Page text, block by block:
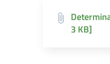
3 KB]